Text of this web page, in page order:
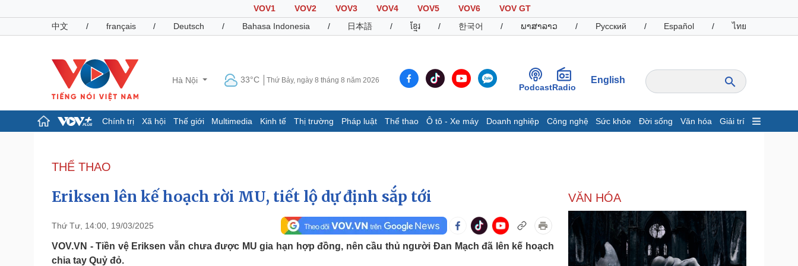
VOV1 VOV2 VOV3 VOV4 VOV5 VOV6
VOV GT
中文
/ français / Deutsch / Bahasa Indonesia / 日本語 / ខ្មែរ / 한국어 / ພາສາລາວ / Русский / Español / ไทย
Hà Nội 33°C Thứ Bảy, ngày 8 tháng 8 năm 2026
PodcastRadio
English
Chính trị Xã hội Thế giới Multimedia Kinh tế Thị trường Pháp luật Thể thao Ô tô - Xe máy Doanh nghiệp Công nghệ Sức khỏe Đời sống Văn hóa Giải trí
Đảng
Tổ chức nhân sự
Nhận diện sự thật
Dấu ấn VOV
Hồ sơ
Infographic
Giá cà phê
Pháp luật
Vụ án
Quân sự - Quốc phòng
Thể thao
Ô tô - Xe máy
Doanh nghiệp
Thông tin doanh nghiệp
Công nghệ
Sành điệu
THỂ THAO
Eriksen lên kế hoạch rời MU, tiết lộ dự định sắp tới
Thứ Tư, 14:00, 19/03/2025
VOV.VN - Tiền vệ Eriksen vẫn chưa được MU gia hạn hợp đồng, nên cầu thủ người Đan Mạch đã lên kế hoạch
chia tay Quỷ đỏ.
VĂN HÓA